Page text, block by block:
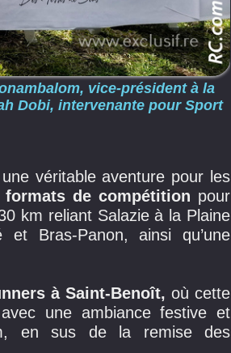
vice-président à la
Dobi, intervenante pour Sport
véritable aventure pour les
de compétition pour
km reliant Salazie à la Plaine
Bras-Panon, ainsi qu’une
à Saint-Benoît, où cette
une ambiance festive et
en sus de la remise des